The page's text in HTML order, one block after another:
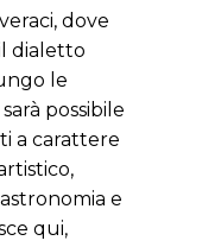
dove
dialetto
le
possibile
a carattere
e
qui,